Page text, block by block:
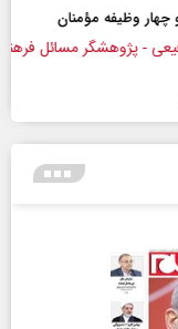
مؤمنان
مسائل فرهنگی